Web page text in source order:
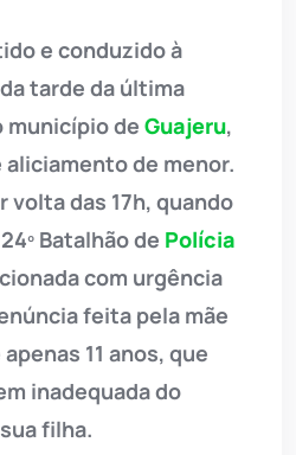
e conduzido à
tarde da última
de Guajeru,
aliciamento de menor.
volta das 17h, quando
Batalhão de Polícia
com urgência
feita pela mãe
11 anos, que
inadequada do
filha.